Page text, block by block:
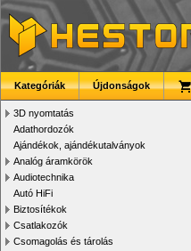
Kategóriák Újdonságok
3D nyomtatás
Adathordozók
Ajándékok, ajándékutalványok
Analóg áramkörök
Audiotechnika
Autó HiFi
Biztosítékok
Csatlakozók
Csomagolás és tárolás